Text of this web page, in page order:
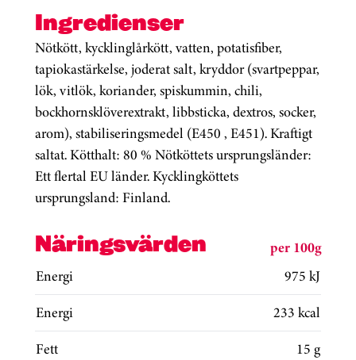
Ingredienser
Nötkött, kycklinglårkött, vatten, potatisfiber,
tapiokastärkelse, joderat salt, kryddor (svartpeppar,
lök, vitlök, koriander, spiskummin, chili,
bockhornsklöverextrakt, libbsticka, dextros, socker,
arom), stabiliseringsmedel (E450 , E451). Kraftigt
saltat. Kötthalt: 80 % Nötköttets ursprungsländer:
Ett flertal EU länder. Kycklingköttets
ursprungsland: Finland.
Näringsvärden
per 100g
Energi
975 kJ
Energi
233 kcal
Fett
15 g